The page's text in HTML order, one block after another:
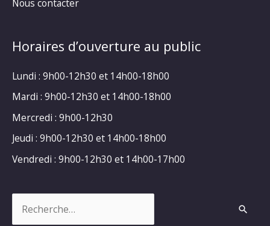
Nous contacter
Horaires d’ouverture au public
Lundi : 9h00-12h30 et 14h00-18h00
Mardi : 9h00-12h30 et 14h00-18h00
Mercredi : 9h00-12h30
Jeudi : 9h00-12h30 et 14h00-18h00
Vendredi : 9h00-12h30 et 14h00-17h00